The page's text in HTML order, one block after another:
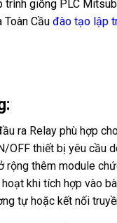
trình giống PLC
Cầu đào tạo lập
ra Relay phù hợp
OFF thiết bị yêu cầu
rộng thêm module
khi tích hợp vào
tự hoặc kết nối